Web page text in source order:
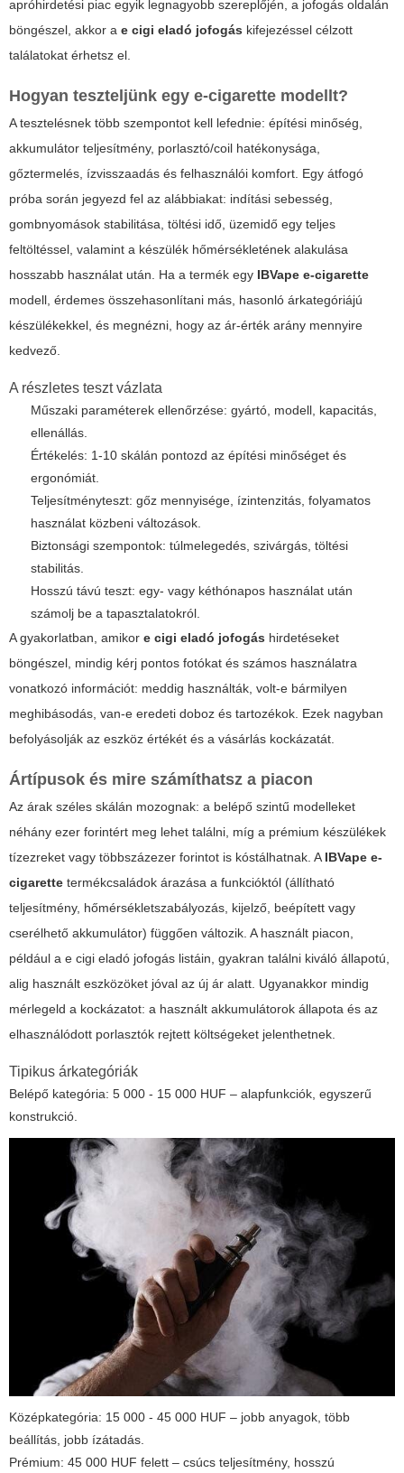
apróhirdetési piac egyik legnagyobb szereplőjén, a jofogás oldalán
böngészel, akkor a e cigi eladó jofogás kifejezéssel célzott
találatokat érhetsz el.
Hogyan teszteljünk egy e-cigarette modellt?
A tesztelésnek több szempontot kell lefednie: építési minőség,
akkumulátor teljesítmény, porlasztó/coil hatékonysága,
gőztermelés, ízvisszaadás és felhasználói komfort. Egy átfogó
próba során jegyezd fel az alábbiakat: indítási sebesség,
gombnyomások stabilitása, töltési idő, üzemidő egy teljes
feltöltéssel, valamint a készülék hőmérsékletének alakulása
hosszabb használat után. Ha a termék egy IBVape e-cigarette
modell, érdemes összehasonlítani más, hasonló árkategóriájú
készülékekkel, és megnézni, hogy az ár-érték arány mennyire
kedvező.
A részletes teszt vázlata
Műszaki paraméterek ellenőrzése: gyártó, modell, kapacitás,
ellenállás.
Értékelés: 1-10 skálán pontozd az építési minőséget és
ergonómiát.
Teljesítményteszt: gőz mennyisége, ízintenzitás, folyamatos
használat közbeni változások.
Biztonsági szempontok: túlmelegedés, szivárgás, töltési
stabilitás.
Hosszú távú teszt: egy- vagy kéthónapos használat után
számolj be a tapasztalatokról.
A gyakorlatban, amikor e cigi eladó jofogás hirdetéseket
böngészel, mindig kérj pontos fotókat és számos használatra
vonatkozó információt: meddig használták, volt-e bármilyen
meghibásodás, van-e eredeti doboz és tartozékok. Ezek nagyban
befolyásolják az eszköz értékét és a vásárlás kockázatát.
Ártípusok és mire számíthatsz a piacon
Az árak széles skálán mozognak: a belépő szintű modelleket
néhány ezer forintért meg lehet találni, míg a prémium készülékek
tízezreket vagy többszázezer forintot is kóstálhatnak. AIBVape e-
cigarette termékcsaládok árazása a funkcióktól (állítható
teljesítmény, hőmérsékletszabályozás, kijelző, beépített vagy
cserélhető akkumulátor) függően változik. A használt piacon,
például a e cigi eladó jofogás listáin, gyakran találni kiváló állapotú,
alig használt eszközöket jóval az új ár alatt. Ugyanakkor mindig
mérlegeld a kockázatot: a használt akkumulátorok állapota és az
elhasználódott porlasztók rejtett költségeket jelenthetnek.
Tipikus árkategóriák
Belépő kategória: 5 000 - 15 000 HUF – alapfunkciók, egyszerű
konstrukció.
Középkategória: 15 000 - 45 000 HUF – jobb anyagok, több
beállítás, jobb ízátadás.
Prémium: 45 000 HUF felett – csúcs teljesítmény, hosszú